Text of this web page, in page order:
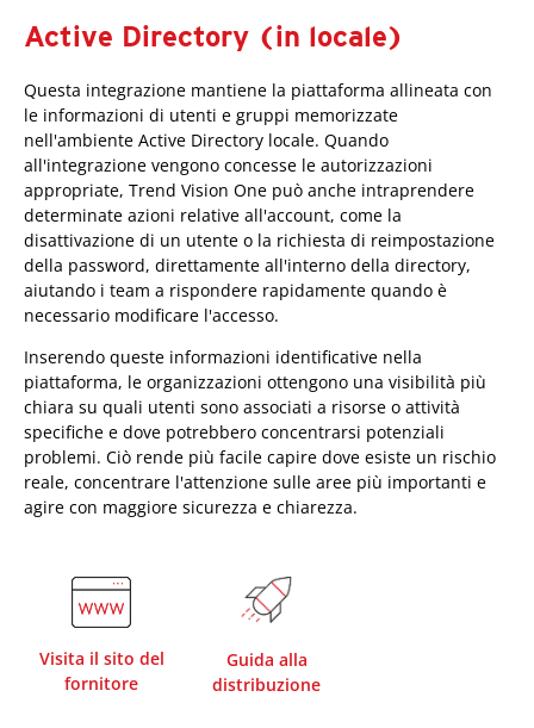
Active Directory (in locale)
Questa integrazione mantiene la piattaforma allineata con
le informazioni di utenti e gruppi memorizzate
nell'ambiente Active Directory locale. Quando
all'integrazione vengono concesse le autorizzazioni
appropriate, Trend Vision One può anche intraprendere
determinate azioni relative all'account, come la
disattivazione di un utente o la richiesta di reimpostazione
della password, direttamente all'interno della directory,
aiutando i team a rispondere rapidamente quando è
necessario modificare l'accesso.
Inserendo queste informazioni identificative nella
piattaforma, le organizzazioni ottengono una visibilità più
chiara su quali utenti sono associati a risorse o attività
specifiche e dove potrebbero concentrarsi potenziali
problemi. Ciò rende più facile capire dove esiste un rischio
reale, concentrare l'attenzione sulle aree più importanti e
agire con maggiore sicurezza e chiarezza.
Visita il sito del
fornitore
Guida alla
distribuzione